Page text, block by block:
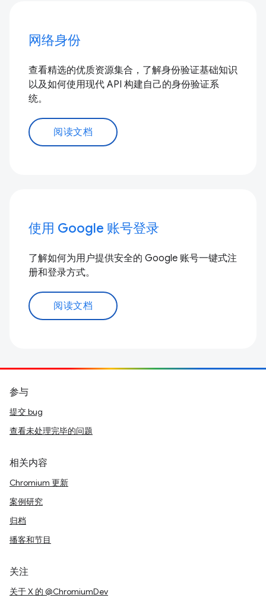
网络身份
查看精选的优质资源集合，了解身份验证基础知识
以及如何使用现代 API 构建自己的身份验证系
统。
阅读文档
使用 Google 账号登录
了解如何为用户提供安全的 Google 账号一键式注
册和登录方式。
阅读文档
参与
提交 bug
查看未处理完毕的问题
相关内容
Chromium 更新
案例研究
归档
播客和节目
关注
关于 X 的 @ChromiumDev